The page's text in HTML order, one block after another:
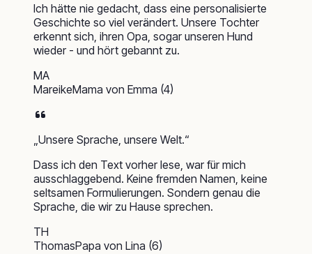
Ich hätte nie gedacht, dass eine personalisierte
Geschichte so viel verändert. Unsere Tochter
erkennt sich, ihren Opa, sogar unseren Hund
wieder - und hört gebannt zu.
MA
MareikeMama von Emma (4)
Unsere Sprache, unsere Welt.“
Dass ich den Text vorher lese, war für mich
ausschlaggebend. Keine fremden Namen, keine
seltsamen Formulierungen. Sondern genau die
Sprache, die wir zu Hause sprechen.
TH
ThomasPapa von Lina (6)